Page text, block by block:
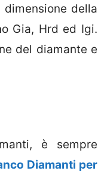
della
Gia, Hrd ed Igi.
del diamante e
è sempre
Diamanti per